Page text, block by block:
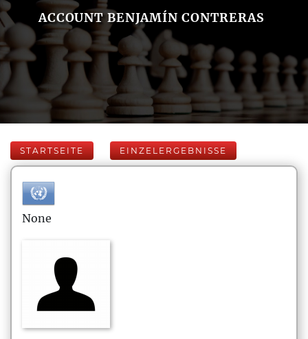
ACCOUNT BENJAMÍN CONTRERAS
STARTSEITE EINZELERGEBNISSE
None